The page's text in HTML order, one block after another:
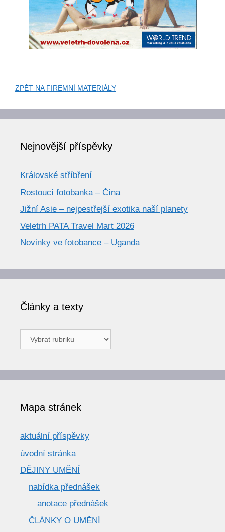
ZPĚT NA FIREMNÍ MATERIÁLY
Nejnovější příspěvky
Královské stříbření
Rostoucí fotobanka – Čína
Jižní Asie – nejpestřejší exotika naší planety
Veletrh PATA Travel Mart 2026
Novinky ve fotobance – Uganda
Články a texty
Články
a
Mapa stránek
aktuální příspěvky
úvodní stránka
DĚJINY UMĚNÍ
nabídka přednášek
anotace přednášek
ČLÁNKY O UMĚNÍ